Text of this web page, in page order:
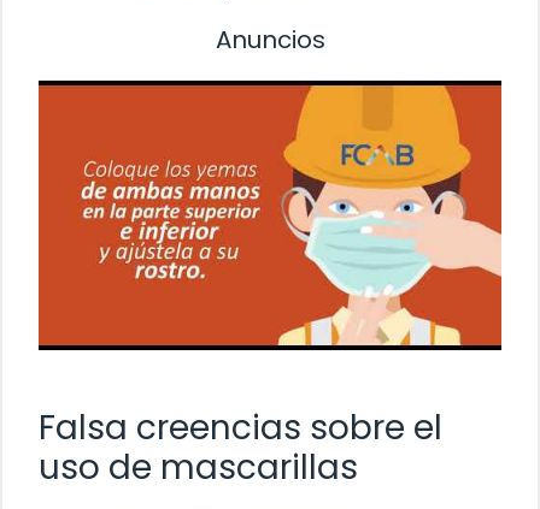
Anuncios
Falsa creencias sobre el
uso de mascarillas